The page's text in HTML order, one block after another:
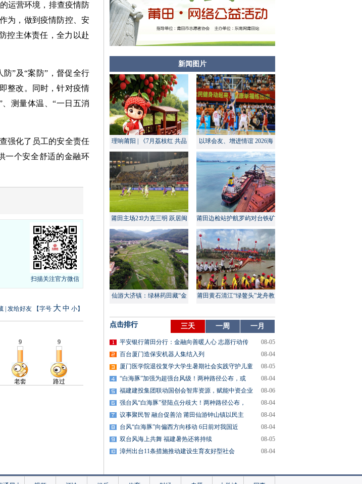
运营环境，排查疫情防
为，做到疫情防控、安
控主体责任，全力以赴
”及“案防”，督促全行
整改。同时，针对疫情
测量体温、“一日五消
强化了员工的安全责任
一个安全舒适的金融环
扫描关注官方微信
发给好友 【字号 大 中 小】
新闻图片
理响莆阳 | 《7月荔枝红 共品
莆田甜》
以球会友、增进情谊 2026海
峡两岸大学生篮球赛在莆田开
幕
莆田主场2∶0力克三明 跃居闽
超积分榜第四
莆田边检站护航罗屿对台铁矿
中转量同比增长超60%
仙游大济镇：绿林药田藏“金
莆田黄石清江“绿鳌头”龙舟教
点击排行 三天 一周 一月
平安银行莆田分行：金融向善暖人心 志愿行动传
08-05
百台厦门造保安机器人集结入列
08-04
厦门医学院退役复学大学生暑期社会实践守护儿童
08-05
“白海豚”加强为超强台风级！两种路径公布，或
08-04
福建建投集团联动国创会智库资源，赋能中资企业
08-06
强台风“白海豚”登陆点分歧大！两种路径公布，
08-04
议事聚民智 融台促善治 莆田仙游钟山镇以民主
08-04
台风“白海豚”向偏西方向移动 6日前对我国近
08-04
双台风海上共舞 福建暑热还将持续
08-05
漳州出台11条措施推动建设生育友好型社会
08-04